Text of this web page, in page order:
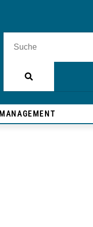
MANAGEMENT